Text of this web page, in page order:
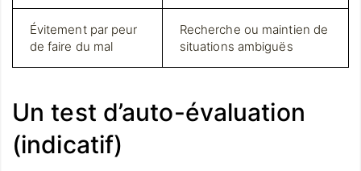
Évitement par peur
de faire du mal
Recherche ou maintien de
situations ambiguës
Un test d’auto-évaluation
(indicatif)